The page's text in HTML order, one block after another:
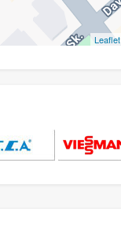
Leaflet